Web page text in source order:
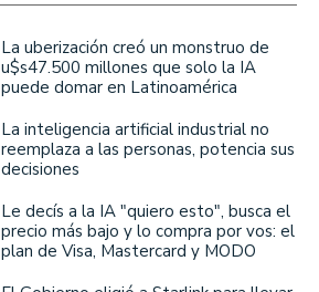
La uberización creó un monstruo de
u$s47.500 millones que solo la IA
puede domar en Latinoamérica
La inteligencia artificial industrial no
reemplaza a las personas, potencia sus
decisiones
Le decís a la IA "quiero esto", busca el
precio más bajo y lo compra por vos: el
plan de Visa, Mastercard y MODO